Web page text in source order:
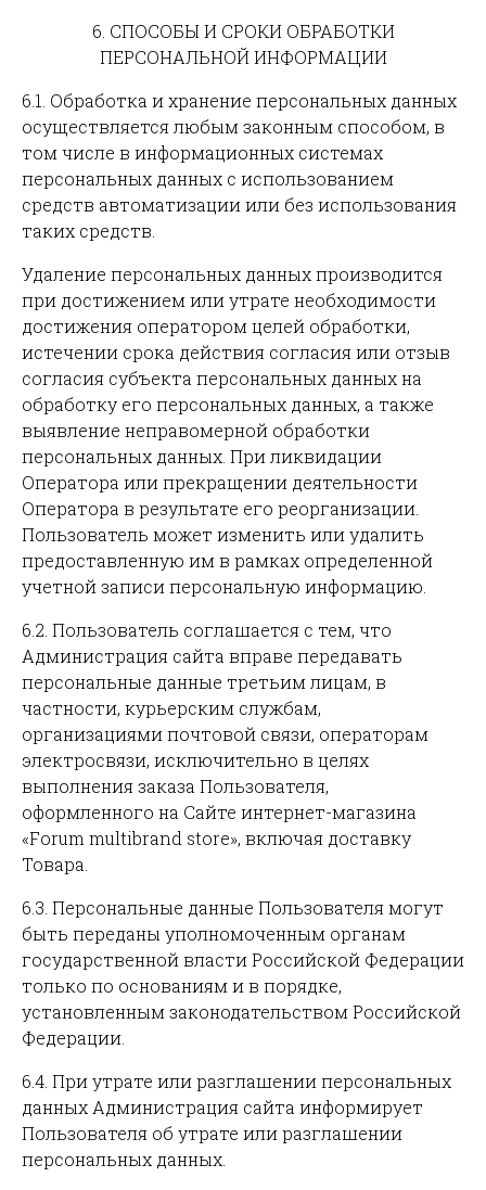
6. СПОСОБЫ И СРОКИ ОБРАБОТКИ
ПЕРСОНАЛЬНОЙ ИНФОРМАЦИИ
6.1. Обработка и хранение персональных данных
осуществляется любым законным способом, в
том числе в информационных системах
персональных данных с использованием
средств автоматизации или без использования
таких средств.
Удаление персональных данных производится
при достижением или утрате необходимости
достижения оператором целей обработки,
истечении срока действия согласия или отзыв
согласия субъекта персональных данных на
обработку его персональных данных, а также
выявление неправомерной обработки
персональных данных. При ликвидации
Оператора или прекращении деятельности
Оператора в результате его реорганизации.
Пользователь может изменить или удалить
предоставленную им в рамках определенной
учетной записи персональную информацию.
6.2. Пользователь соглашается с тем, что
Администрация сайта вправе передавать
персональные данные третьим лицам, в
частности, курьерским службам,
организациями почтовой связи, операторам
электросвязи, исключительно в целях
выполнения заказа Пользователя,
оформленного на Сайте интернет-магазина
«Forum multibrand store», включая доставку
Товара.
6.3. Персональные данные Пользователя могут
быть переданы уполномоченным органам
государственной власти Российской Федерации
только по основаниям и в порядке,
установленным законодательством Российской
Федерации.
6.4. При утрате или разглашении персональных
данных Администрация сайта информирует
Пользователя об утрате или разглашении
персональных данных.